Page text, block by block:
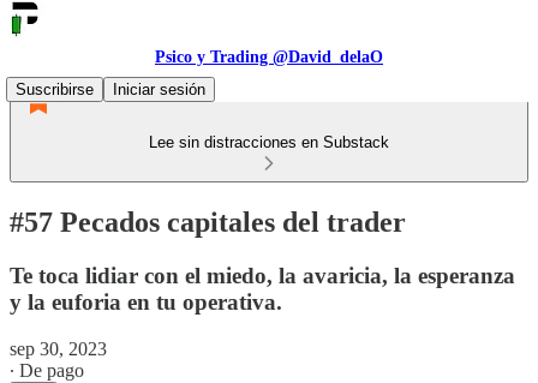
Psico y Trading @David_delaO
Suscribirse
Iniciar sesión
Lee sin distracciones en Substack
#57 Pecados capitales del trader
Te toca lidiar con el miedo, la avaricia, la esperanza
y la euforia en tu operativa.
sep 30, 2023
∙ De pago